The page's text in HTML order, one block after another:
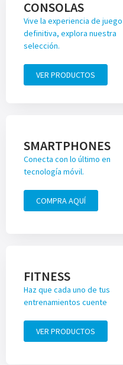
CONSOLAS
Vive la experiencia de juego
definitiva, explora nuestra
selección.
VER PRODUCTOS
SMARTPHONES
Conecta con lo último en
tecnología móvil.
COMPRA AQUÍ
FITNESS
Haz que cada uno de tus
entrenamientos cuente
VER PRODUCTOS